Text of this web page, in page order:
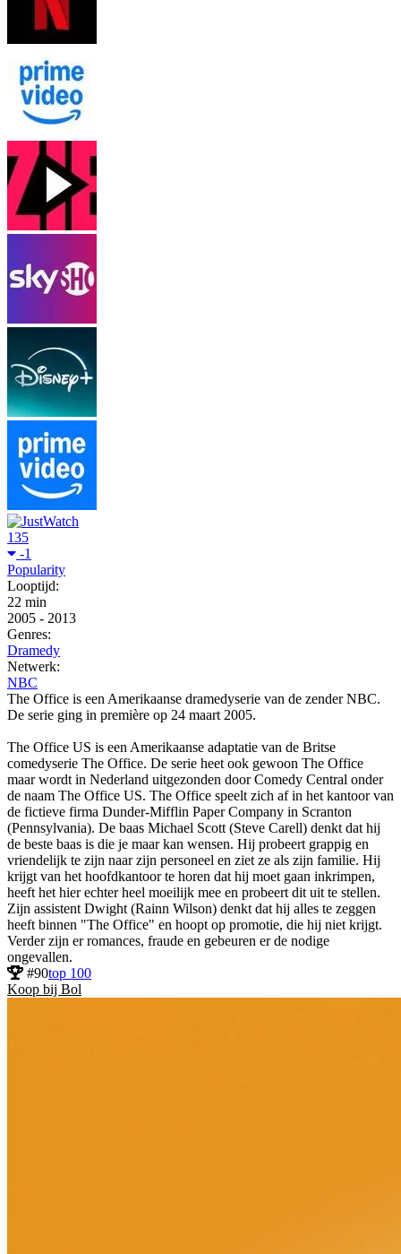
135
-1
Popularity
Looptijd:
22 min
2005 - 2013
Genres:
Dramedy
Netwerk:
NBC
The Office is een Amerikaanse dramedyserie van de zender NBC.
De serie ging in première op 24 maart 2005.
The Office US is een Amerikaanse adaptatie van de Britse
comedyserie The Office. De serie heet ook gewoon The Office
maar wordt in Nederland uitgezonden door Comedy Central onder
de naam The Office US. The Office speelt zich af in het kantoor van
de fictieve firma Dunder-Mifflin Paper Company in Scranton
(Pennsylvania). De baas Michael Scott (Steve Carell) denkt dat hij
de beste baas is die je maar kan wensen. Hij probeert grappig en
vriendelijk te zijn naar zijn personeel en ziet ze als zijn familie. Hij
krijgt van het hoofdkantoor te horen dat hij moet gaan inkrimpen,
heeft het hier echter heel moeilijk mee en probeert dit uit te stellen.
Zijn assistent Dwight (Rainn Wilson) denkt dat hij alles te zeggen
heeft binnen "The Office" en hoopt op promotie, die hij niet krijgt.
Verder zijn er romances, fraude en gebeuren er de nodige
ongevallen.
#90top 100
Koop bij Bol